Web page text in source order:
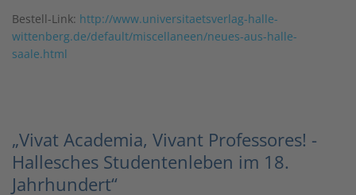
Bestell-Link: http://www.universitaetsverlag-halle-
wittenberg.de/default/miscellaneen/neues-aus-halle-
saale.html
„Vivat Academia, Vivant Professores! -
Hallesches Studentenleben im 18.
Jahrhundert“